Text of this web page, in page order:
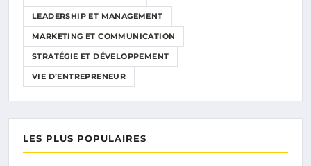
LEADERSHIP ET MANAGEMENT
MARKETING ET COMMUNICATION
STRATÉGIE ET DÉVELOPPEMENT
VIE D’ENTREPRENEUR
LES PLUS POPULAIRES